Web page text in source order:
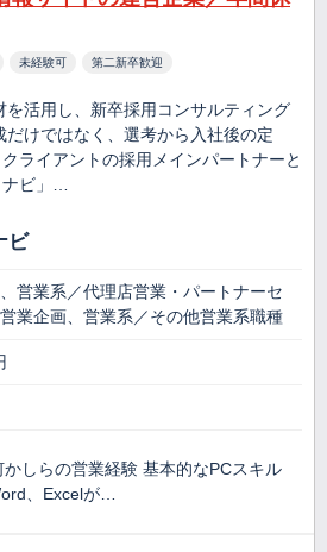
未経験可 第二新卒歓迎
を活用し、新卒採用コンサルティング
けではなく、選考から入社後の定
ライアントの採用メインパートナーと
ナビ」…
ビ
営業系／代理店営業・パートナーセ
業企画、営業系／その他営業系職種
かしらの営業経験 基本的なPCスキル
、Excelが…